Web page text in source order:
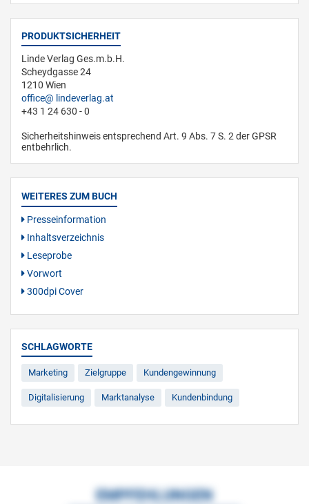
PRODUKTSICHERHEIT
Linde Verlag Ges.m.b.H.
Scheydgasse 24
1210 Wien
office
lindeverlag.at
+43 1 24 630 - 0
Sicherheitshinweis entsprechend Art. 9 Abs. 7 S. 2 der GPSR
entbehrlich.
WEITERES ZUM BUCH
Presseinformation
Inhaltsverzeichnis
Leseprobe
Vorwort
300dpi Cover
SCHLAGWORTE
Marketing Zielgruppe Kundengewinnung
Digitalisierung Marktanalyse Kundenbindung
EMPFEHLUNGEN